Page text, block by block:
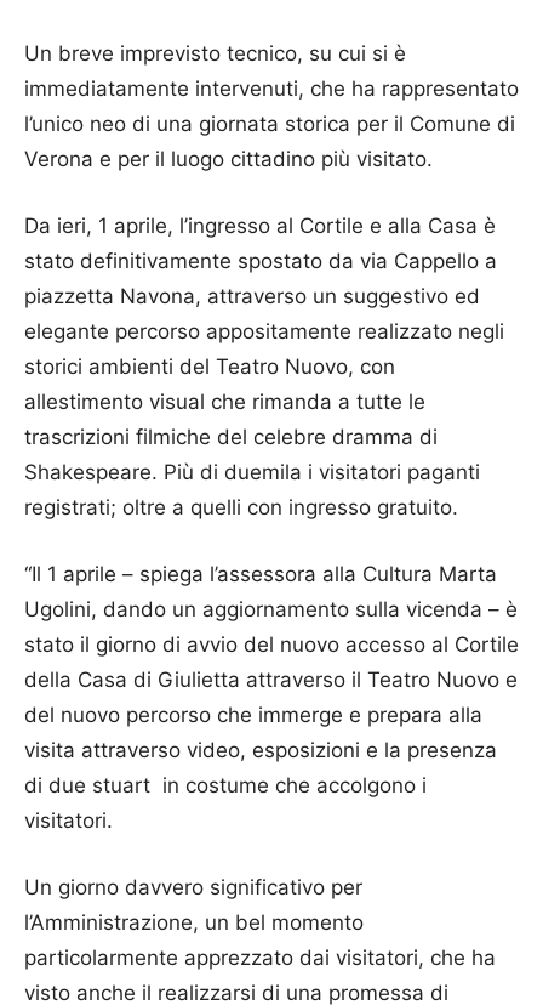
Un breve imprevisto tecnico, su cui si è
immediatamente intervenuti, che ha rappresentato
l’unico neo di una giornata storica per il Comune di
Verona e per il luogo cittadino più visitato.
Da ieri, 1 aprile, l’ingresso al Cortile e alla Casa è
stato definitivamente spostato da via Cappello a
piazzetta Navona, attraverso un suggestivo ed
elegante percorso appositamente realizzato negli
storici ambienti del Teatro Nuovo, con
allestimento visual che rimanda a tutte le
trascrizioni filmiche del celebre dramma di
Shakespeare. Più di duemila i visitatori paganti
registrati; oltre a quelli con ingresso gratuito.
“Il 1 aprile – spiega l’assessora alla Cultura Marta
Ugolini, dando un aggiornamento sulla vicenda – è
stato il giorno di avvio del nuovo accesso al Cortile
della Casa di Giulietta attraverso il Teatro Nuovo e
del nuovo percorso che immerge e prepara alla
visita attraverso video, esposizioni e la presenza
di due stuart in costume che accolgono i
visitatori.
Un giorno davvero significativo per
l’Amministrazione, un bel momento
particolarmente apprezzato dai visitatori, che ha
visto anche il realizzarsi di una promessa di